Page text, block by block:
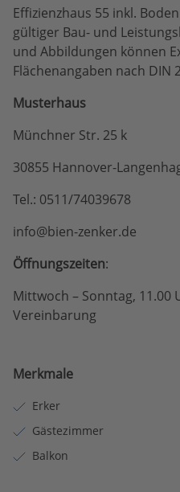
Effizienzhaus 55 inkl.
gültiger Bau- und
und Abbildungen können
Flächenangaben nach DIN
Musterhaus
Münchner Str. 25 k
30855 Hannover-
Tel.: 0511/74039678
info@bien-zenker.de
Öffnungszeiten:
Mittwoch – Sonntag, 11.00
Vereinbarung
Merkmale
Erker
Gästezimmer
Balkon